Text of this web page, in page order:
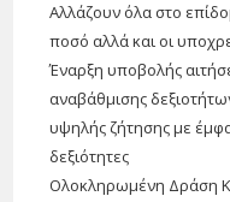
Αλλάζουν όλα στο
ποσό αλλά και οι
Έναρξη υποβολής
αναβάθμισης
υψηλής ζήτησης με
δεξιότητες
Ολοκληρωμένη Δράση